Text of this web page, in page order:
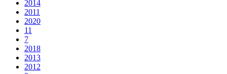
2014
2011
2020
11
7
2018
2013
2012